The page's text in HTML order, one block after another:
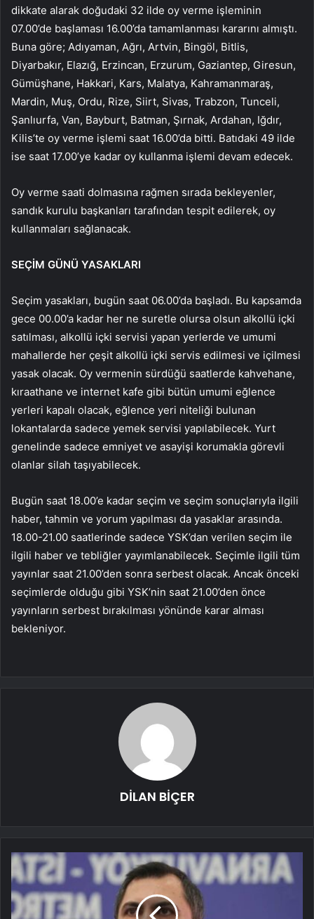
dikkate alarak doğudaki 32 ilde oy verme işleminin
07.00’de başlaması 16.00’da tamamlanması kararını almıştı.
Buna göre; Adıyaman, Ağrı, Artvin, Bingöl, Bitlis,
Diyarbakır, Elazığ, Erzincan, Erzurum, Gaziantep, Giresun,
Gümüşhane, Hakkari, Kars, Malatya, Kahramanmaraş,
Mardin, Muş, Ordu, Rize, Siirt, Sivas, Trabzon, Tunceli,
Şanlıurfa, Van, Bayburt, Batman, Şırnak, Ardahan, Iğdır,
Kilis’te oy verme işlemi saat 16.00’da bitti. Batıdaki 49 ilde
ise saat 17.00’ye kadar oy kullanma işlemi devam edecek.
Oy verme saati dolmasına rağmen sırada bekleyenler,
sandık kurulu başkanları tarafından tespit edilerek, oy
kullanmaları sağlanacak.
SEÇİM GÜNÜ YASAKLARI
Seçim yasakları, bugün saat 06.00’da başladı. Bu kapsamda
gece 00.00’a kadar her ne suretle olursa olsun alkollü içki
satılması, alkollü içki servisi yapan yerlerde ve umumi
mahallerde her çeşit alkollü içki servis edilmesi ve içilmesi
yasak olacak. Oy vermenin sürdüğü saatlerde kahvehane,
kıraathane ve internet kafe gibi bütün umumi eğlence
yerleri kapalı olacak, eğlence yeri niteliği bulunan
lokantalarda sadece yemek servisi yapılabilecek. Yurt
genelinde sadece emniyet ve asayişi korumakla görevli
olanlar silah taşıyabilecek.
Bugün saat 18.00’e kadar seçim ve seçim sonuçlarıyla ilgili
haber, tahmin ve yorum yapılması da yasaklar arasında.
18.00-21.00 saatlerinde sadece YSK’dan verilen seçim ile
ilgili haber ve tebliğler yayımlanabilecek. Seçimle ilgili tüm
yayınlar saat 21.00’den sonra serbest olacak. Ancak önceki
seçimlerde olduğu gibi YSK’nin saat 21.00’den önce
yayınların serbest bırakılması yönünde karar alması
bekleniyor.
DİLAN BİÇER